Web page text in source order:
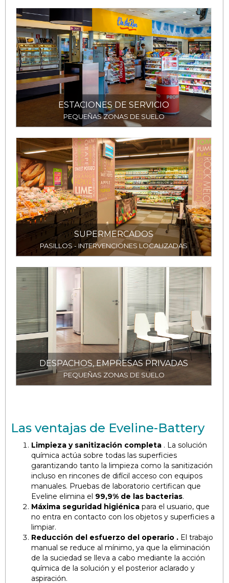
ESTACIONES DE SERVICIO
PEQUEÑAS ZONAS DE SUELO
SUPERMERCADOS
PASILLOS - INTERVENCIONES LOCALIZADAS
DESPACHOS, EMPRESAS PRIVADAS
PEQUEÑAS ZONAS DE SUELO
Las ventajas de Eveline-Battery
Limpieza y sanitización completa . La solución
química actúa sobre todas las superficies
garantizando tanto la limpieza como la sanitización
incluso en rincones de difícil acceso con equipos
manuales. Pruebas de laboratorio certifican que
Eveline elimina el 99,9% de las bacterias.
Máxima seguridad higiénica para el usuario, que
no entra en contacto con los objetos y superficies a
limpiar.
Reducción del esfuerzo del operario . El trabajo
manual se reduce al mínimo, ya que la eliminación
de la suciedad se lleva a cabo mediante la acción
química de la solución y el posterior aclarado y
aspiración.